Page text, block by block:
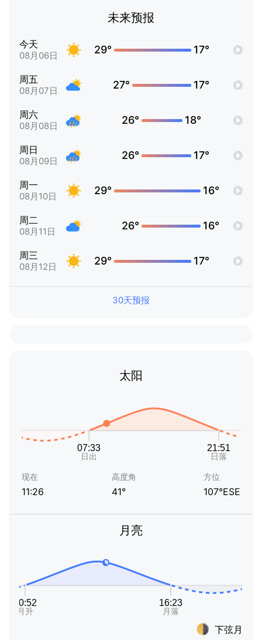
未来预报
今天
08月06日 29° 17°
周五
08月07日 27° 17°
周六
08月08日 26° 18°
周日
08月09日 26° 17°
周一
08月10日 29° 16°
周二
08月11日 26° 16°
周三
08月12日 29° 17°
30天预报
太阳
现在
11:26
高度角
41°
方位
107°ESE
月亮
下弦月